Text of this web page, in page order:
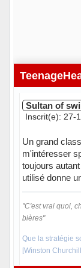
Sultan of
Inscrit(e): 27-
Un grand
m'intéresser
toujours
utilisé donne
"C'est vrai quoi,
bières"
Que la stratégie
[Winston